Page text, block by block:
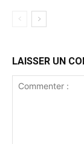
LAISSER UN